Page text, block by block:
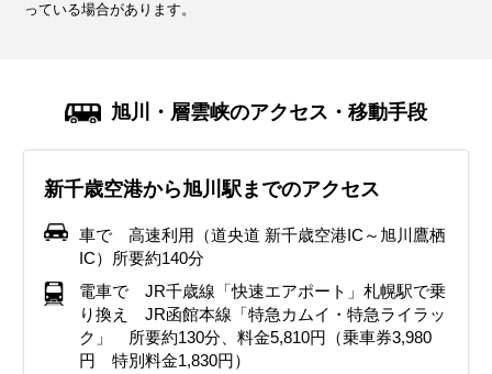
気候・服装
11月の旭川は気温が下がり、秋から冬へと移り変わる季節で
みの寒さとなり、本格的な冬が始まります。しっかりとした
防寒対策が必要になってきます。パーカーやフリース、セー
ターなどの上に、厚手のダウンジャケットやコートはおり、
う。帽子、マフラー、手袋、使い捨てカイロといった防寒小
物も忘れずに！足元は防寒ブーツを履いて、雪道でも安全に
歩けるようにしてください。寒さに慣れていない人は特に防
気候・服装
12月の旭川は本格的な冬が始まります。平均気温で約-4℃、
雪もほぼ毎日降ります。本格的に防寒対策が必要です。厚手
のダウンジャケットや防寒用コートを着てしっかり暖かくし
ましょう。ヒートテックやフリース素材のインナーを重ね着
時は、雪が積もって滑りやすくなるため、滑り止め付きの防
寒ブーツを用意してください。子どもは、スキーウェアを着
てしまうのも良いでしょう。クリスマスや年末年始のイベン
気候・服装
1月の旭川は一年で最も寒い時期です。さらに北海道の中で
くありません。外に出るときは、厚手のダウンジャケットや
コート、雪対策としてフード付きのものを選ぶとよいでしょ
う。手袋やマフラー、帽子などの小物も忘れずに！足元は滑
テックやフリースのインナーを重ね着すると体が温かく保て
ます。体をしっかり温めるのがポイント。重ね着をうまく活
用して、寒い外でも快適に過ごせるようにしましょう。
気候・服装
2月の旭川は1月と同じように厳しい寒さが続きます。平均気
いです。1月と同じように、厚手のダウンジャケットやコー
ト、雪対策としてフード付きのもの選びましょう。特に旭川
冬まつりなどの屋外イベントに参加する場合は、会場が滑り
クやフリースのを重ね着で防寒対策をしっかりしましょう。
外は寒いですが、室内は暖房がしっかり効いているので体温
調節できるようコートの中は脱ぎ着ができる服装にしておき
気候・服装
3月の旭川は少し気温が上がりますが、まだまだ寒く、春を
す。3月の終わり頃にもなれば最高気温が約10℃前後まで上
がる日もあり、少し暖かくなります。しかし、昼夜の寒暖差
のため、防寒対策は必要です。フード付きの厚手のコートや
で、重ね着をしてその日の温度に合わせて調整できるように
しましょう。靴は引き続き滑り止め付きのものを選んでくだ
さい。マフラーや手袋などの防寒できる小物も忘れずに！
気候・服装
4月の旭川は春に向かって少しずつ気温が上がってきます。
10℃前後まで上がることもあります。昼夜の寒暖差もあり、
服装には注意が必要です。厚手のコートやジャケットで中を
薄めにするのか、軽めのダウンジャケットやコートでセータ
う。天候の変化に備えて折りたたみ傘を持ち歩くと安心で
す。歩きやすいスニーカーや防滑シューズを選び、観光を快
適に楽しんでください。
気候・服装
5月の旭川は春本番でまだ肌寒い日もありますが、桜が満開
ますが、昼夜の寒暖差もあり、服装には注意が必要です。日
中は長袖シャツやセーター、カーディガン等がおすすめ、帰
りが遅くなりそうな時や、雨が降る時には薄手のコートなど
るため、雨具や折りたたみ傘を携帯するのがおすすめです。
昼夜の寒暖差と雨対策で、観光を快適に楽しんでください。
気候・服装
6月の旭川は気温が上がりはじめ、初夏を感じられる気候で
ることもあります。日中は半袖でも過ごすことができます
が、朝晩は気温が下がることが多いため、長袖シャツやカー
ディガン、ウィンドブレーカーなどの羽織るもので体温調節
るので、帽子や日焼け止めなどの紫外線対策も忘れずに。
イベント・観光
気候・服装
7月の旭川は夏を感じられる季節です。しかし盆地のため気
で、昼夜半袖とショート丈のボトムで過ごせるようになって
きますが、朝晩は冷え込むことがあるので、長袖のカーディ
ガンやパーカーなど羽織るものを用意しておくと安心です。
線対策も忘れずに。快適な旅行をするために、軽量で歩きや
すいスニーカーを履くことをおすすめします。
っている場合があります。
旭川・層雲峡のアクセス・移動手段
新千歳空港から旭川駅までのアクセス
車で 高速利用（道央道 新千歳空港IC～旭川鷹栖
IC）所要約140分
電車で JR千歳線「快速エアポート」札幌駅で乗
り換え JR函館本線「特急カムイ・特急ライラッ
ク」 所要約130分、料金5,810円（乗車券3,980
円 特別料金1,830円）